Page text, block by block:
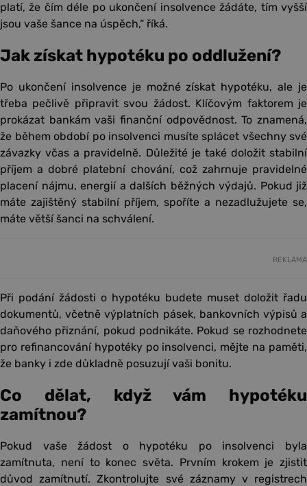
platí, že čím déle po ukončení insolvence žádáte, tím vyšší
jsou vaše šance na úspěch,“ říká.
Jak získat hypotéku po oddlužení?
Po ukončení insolvence je možné získat hypotéku, ale je
třeba pečlivě připravit svou žádost. Klíčovým faktorem je
prokázat bankám vaši finanční odpovědnost. To znamená,
že během období po insolvenci musíte splácet všechny své
závazky včas a pravidelně. Důležité je také doložit stabilní
příjem a dobré platební chování, což zahrnuje pravidelné
placení nájmu, energií a dalších běžných výdajů. Pokud již
máte zajištěný stabilní příjem, spoříte a nezadlužujete se,
máte větší šanci na schválení.
REKLAMA
Při podání žádosti o hypotéku budete muset doložit řadu
dokumentů, včetně výplatních pásek, bankovních výpisů a
daňového přiznání, pokud podnikáte. Pokud se rozhodnete
pro refinancování hypotéky po insolvenci, mějte na paměti,
že banky i zde důkladně posuzují vaši bonitu.
Co dělat, když vám hypotéku
zamítnou?
Pokud vaše žádost o hypotéku po insolvenci byla
zamítnuta, není to konec světa. Prvním krokem je zjistit
důvod zamítnutí. Zkontrolujte své záznamy v registrech